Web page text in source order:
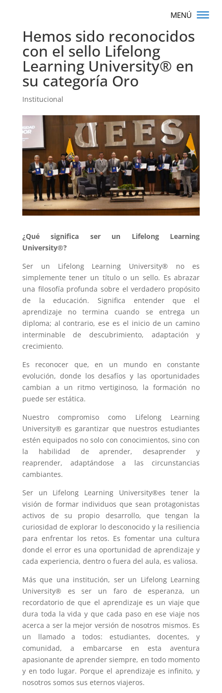
Hemos sido reconocidos
con el sello Lifelong
Learning University® en
su categoría Oro
Institucional
¿Qué significa ser un Lifelong Learning
University®?
Ser un Lifelong Learning University® no es
simplemente tener un título o un sello. Es abrazar
una filosofía profunda sobre el verdadero propósito
de la educación. Significa entender que el
aprendizaje no termina cuando se entrega un
diploma; al contrario, ese es el inicio de un camino
interminable de descubrimiento, adaptación y
crecimiento.
Es reconocer que, en un mundo en constante
evolución, donde los desafíos y las oportunidades
cambian a un ritmo vertiginoso, la formación no
puede ser estática.
Nuestro compromiso como Lifelong Learning
University® es garantizar que nuestros estudiantes
estén equipados no solo con conocimientos, sino con
la habilidad de aprender, desaprender y
reaprender, adaptándose a las circunstancias
cambiantes.
Ser un Lifelong Learning University®es tener la
visión de formar individuos que sean protagonistas
activos de su propio desarrollo, que tengan la
curiosidad de explorar lo desconocido y la resiliencia
para enfrentar los retos. Es fomentar una cultura
donde el error es una oportunidad de aprendizaje y
cada experiencia, dentro o fuera del aula, es valiosa.
Más que una institución, ser un Lifelong Learning
University® es ser un faro de esperanza, un
recordatorio de que el aprendizaje es un viaje que
dura toda la vida y que cada paso en ese viaje nos
acerca a ser la mejor versión de nosotros mismos. Es
un llamado a todos: estudiantes, docentes, y
comunidad, a embarcarse en esta aventura
apasionante de aprender siempre, en todo momento
y en todo lugar. Porque el aprendizaje es infinito, y
nosotros somos sus eternos viajeros.